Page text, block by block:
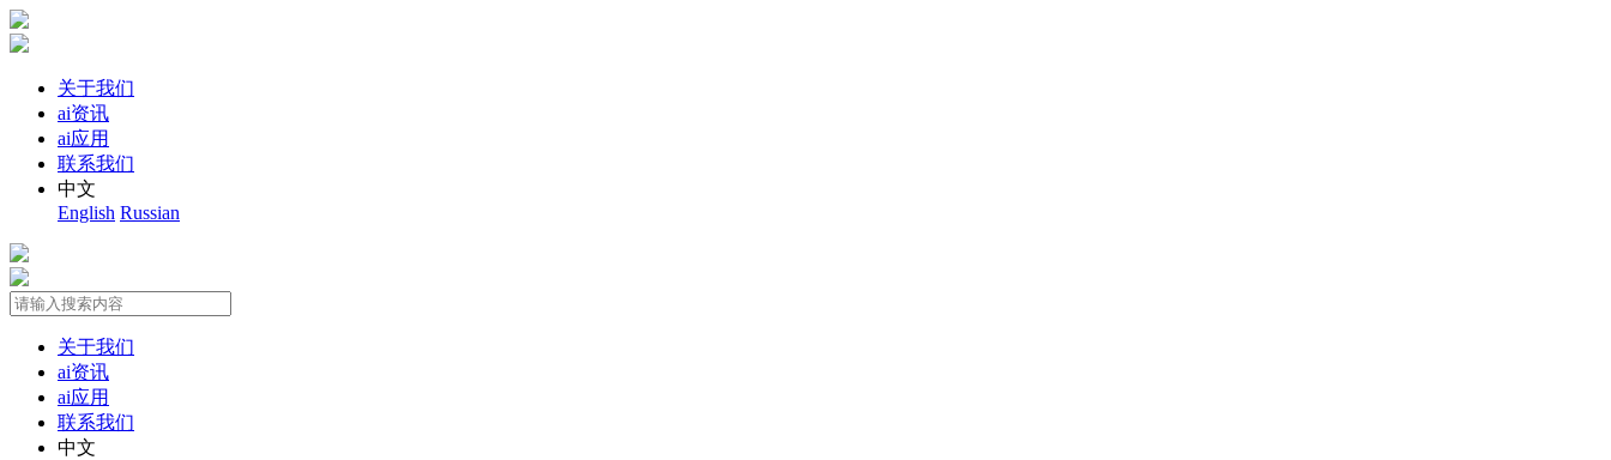
关于我们
ai资讯
ai应用
联系我们
中文
English Russian
关于我们
ai资讯
ai应用
联系我们
中文